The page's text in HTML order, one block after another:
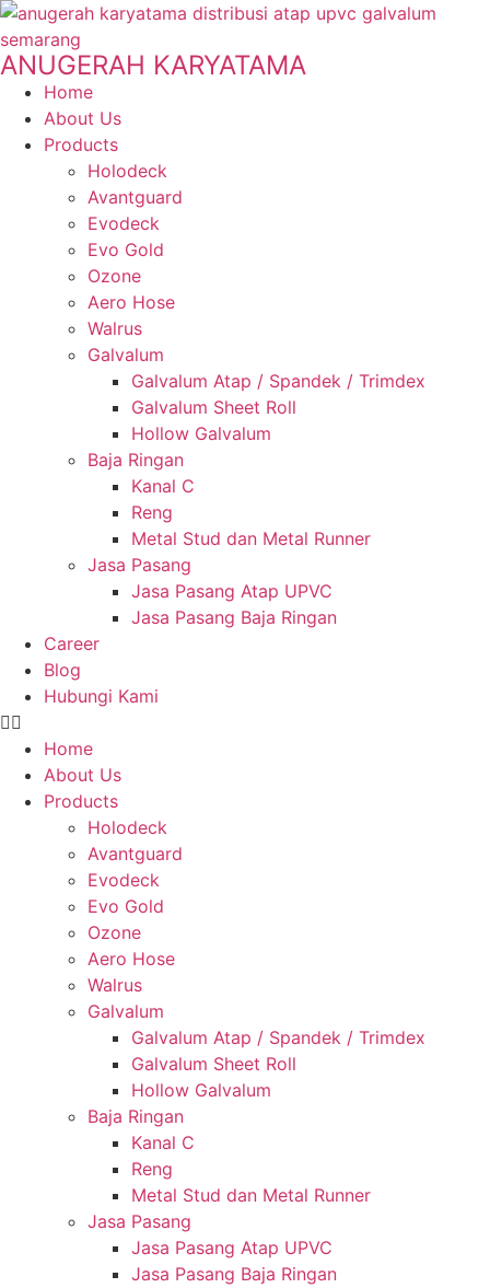
ANUGERAH KARYATAMA
Home
About Us
Products
Holodeck
Avantguard
Evodeck
Evo Gold
Ozone
Aero Hose
Walrus
Galvalum
Galvalum Atap / Spandek / Trimdex
Galvalum Sheet Roll
Hollow Galvalum
Baja Ringan
Kanal C
Reng
Metal Stud dan Metal Runner
Jasa Pasang
Jasa Pasang Atap UPVC
Jasa Pasang Baja Ringan
Career
Blog
Hubungi Kami
Home
About Us
Products
Holodeck
Avantguard
Evodeck
Evo Gold
Ozone
Aero Hose
Walrus
Galvalum
Galvalum Atap / Spandek / Trimdex
Galvalum Sheet Roll
Hollow Galvalum
Baja Ringan
Kanal C
Reng
Metal Stud dan Metal Runner
Jasa Pasang
Jasa Pasang Atap UPVC
Jasa Pasang Baja Ringan